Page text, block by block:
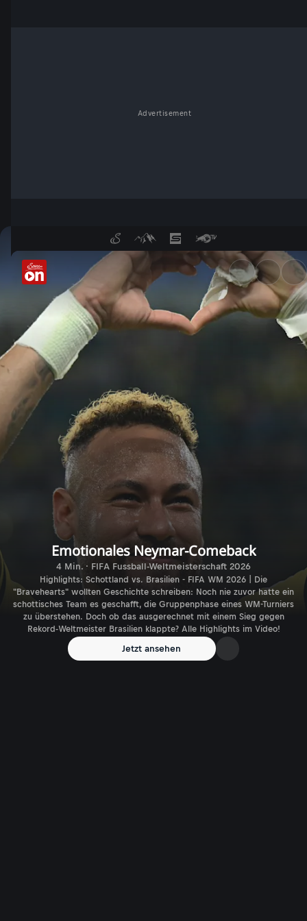
Advertisement
Emotionales Neymar-
Emotionales Neymar-Comeback
4 Min. · FIFA Fussball-Weltmeisterschaft 2026
Highlights: Schottland vs. Brasilien - FIFA WM 2026 | Die
"Bravehearts" wollten Geschichte schreiben: Noch nie zuvor hatte ein
schottisches Team es geschafft, die Gruppenphase eines WM-Turniers
zu überstehen. Doch ob das ausgerechnet mit einem Sieg gegen
Rekord-Weltmeister Brasilien klappte? Alle Highlights im Video!
Jetzt ansehen